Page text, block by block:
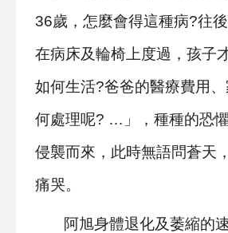
36歲，怎麼會得這種病?往
在病床及輪椅上度過，孩子
如何生活?爸爸的醫療費用
何處理呢? …」，種種的恐
侵襲而來，此時無語問蒼天
痛哭。
阿旭身體退化及萎縮的